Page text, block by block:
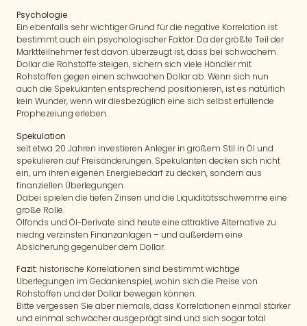
Psychologie
Ein ebenfalls sehr wichtiger Grund für die negative Korrelation ist
bestimmt auch ein psychologischer Faktor. Da der größte Teil der
Marktteilnehmer fest davon überzeugt ist, dass bei schwachem
Dollar die Rohstoffe steigen, sichern sich viele Händler mit
Rohstoffen gegen einen schwachen Dollar ab. Wenn sich nun
auch die Spekulanten entsprechend positionieren, ist es natürlich
kein Wunder, wenn wir diesbezüglich eine sich selbst erfüllende
Prophezeiung erleben.
Spekulation
seit etwa 20 Jahren investieren Anleger in großem Stil in Öl und
spekulieren auf Preisänderungen. Spekulanten decken sich nicht
ein, um ihren eigenen Energiebedarf zu decken, sondern aus
finanziellen Überlegungen.
Dabei spielen die tiefen Zinsen und die Liquiditätsschwemme eine
große Rolle.
Ölfonds und Öl-Derivate sind heute eine attraktive Alternative zu
niedrig verzinsten Finanzanlagen – und außerdem eine
Absicherung gegenüber dem Dollar.
Fazit: historische Korrelationen sind bestimmt wichtige
Überlegungen im Gedankenspiel, wohin sich die Preise von
Rohstoffen und der Dollar bewegen können.
Bitte vergessen Sie aber niemals, dass Korrelationen einmal stärker
und einmal schwächer ausgeprägt sind und sich sogar total